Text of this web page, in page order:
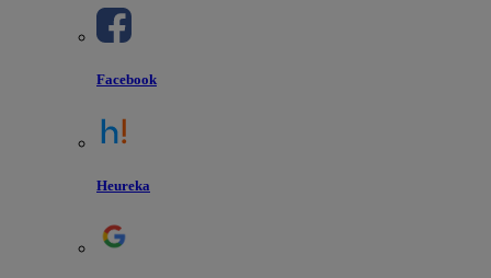
Facebook
Heureka